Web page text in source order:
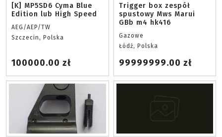
[K] MP5SD6 Cyma Blue
Edition lub High Speed
AEG/AEP/TW
Szczecin, Polska
100000.00 zł
Trigger box zespół
spustowy Mws Marui
GBb m4 hk416
Gazowe
Łódź, Polska
99999999.00 zł